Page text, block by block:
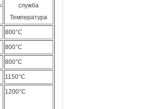
служба
Температура
800°C
800°C
800°C
1150°C
1200°C